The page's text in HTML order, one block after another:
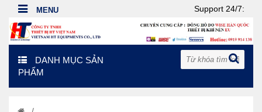
Support 24/7:
DANH MỤC SẢN
PHẨM